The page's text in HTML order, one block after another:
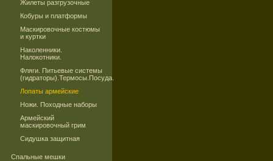
Жилеты разгрузочные
Кобуры и платформы
Маскировочные костюмы
и куртки
Наколенники.
Налокотники.
Фляги. Питьевые системы
(гидраторы).Термосы.Посуда.
Лопаты армейские
Ножи. Походные наборы
Армейский
маскировочный грим
Сидушка защитная
Спальные мешки